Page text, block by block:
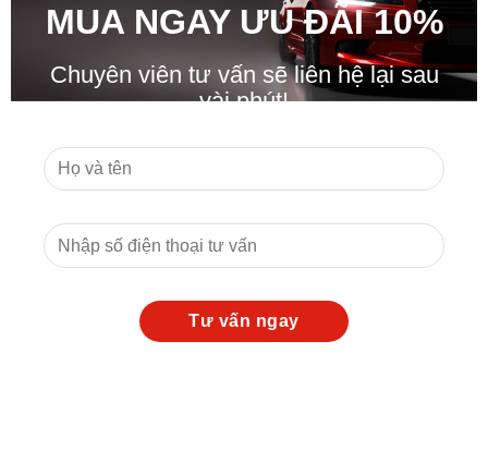
MUA NGAY ƯU ĐÃI10%
Chuyên viên tư vấn sẽ liên hệ lại sau
vài phút!